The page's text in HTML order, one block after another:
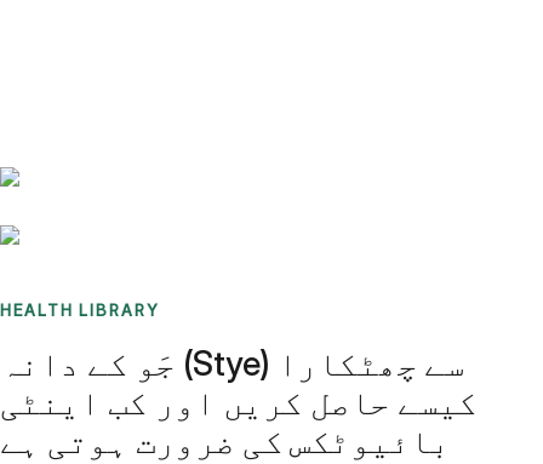
HEALTH LIBRARY
جَو کے دانہ (Stye) سے چھٹکارا
کیسے حاصل کریں اور کب اینٹی
بائیوٹکس کی ضرورت ہوتی ہے